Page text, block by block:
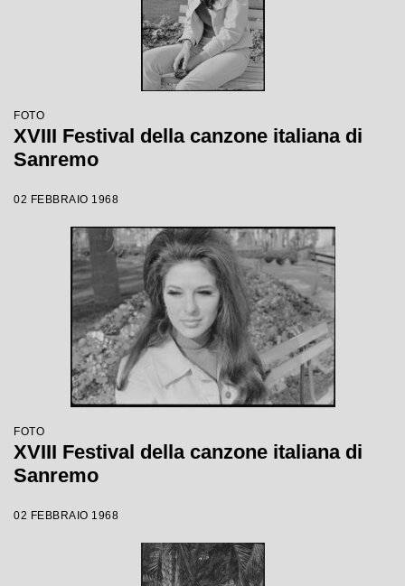
FOTO
XVIII Festival della canzone italiana di
Sanremo
02 FEBBRAIO 1968
FOTO
XVIII Festival della canzone italiana di
Sanremo
02 FEBBRAIO 1968